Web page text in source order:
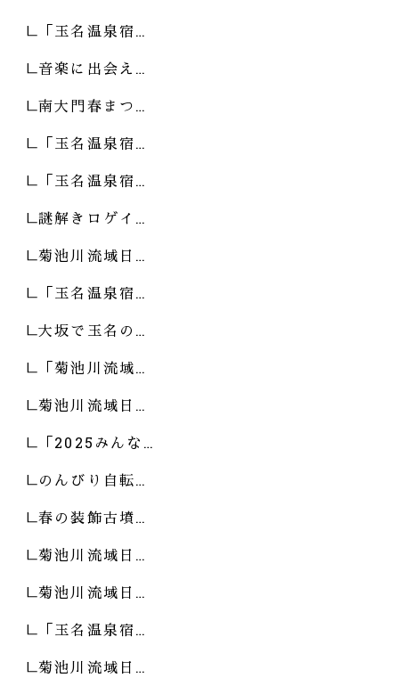
「玉名温泉宿…
音楽に出会え…
南大門春まつ…
「玉名温泉宿…
「玉名温泉宿…
謎解きロゲイ…
菊池川流域日…
「玉名温泉宿…
大坂で玉名の…
「菊池川流域…
菊池川流域日…
「2025みんな…
のんびり自転…
春の装飾古墳…
菊池川流域日…
菊池川流域日…
「玉名温泉宿…
菊池川流域日…